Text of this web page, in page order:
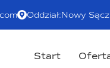
Oddział:Nowy Sącz
Start